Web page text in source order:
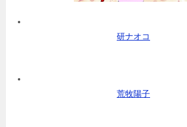
研ナオコ
荒牧陽子